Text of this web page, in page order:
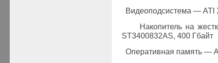
Видеоподсистема — ATI
Накопитель на
ST3400832AS, 400 Гбайт
Оперативная память —